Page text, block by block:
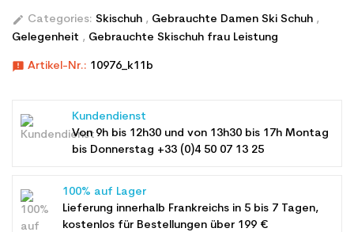
edit Categories: Skischuh , Gebrauchte Damen Ski Schuh ,
Gelegenheit , Gebrauchte Skischuh frau Leistung
announcement Artikel-Nr.: 10976_k11b
Kundendienst
Von 9h bis 12h30 und von 13h30 bis 17h Montag
bis Donnerstag +33 (0)4 50 07 13 25
100% auf Lager
Lieferung innerhalb Frankreichs in 5 bis 7 Tagen,
kostenlos für Bestellungen über 199 €